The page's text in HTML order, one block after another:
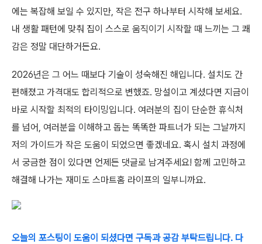
에는 복잡해 보일 수 있지만, 작은 전구 하나부터 시작해 보세요.
내 생활 패턴에 맞춰 집이 스스로 움직이기 시작할 때 느끼는 그 쾌
감은 정말 대단하거든요.
2026년은 그 어느 때보다 기술이 성숙해진 해입니다. 설치도 간
편해졌고 가격대도 합리적으로 변했죠. 망설이고 계셨다면 지금이
바로 시작할 최적의 타이밍입니다. 여러분의 집이 단순한 휴식처
를 넘어, 여러분을 이해하고 돕는 똑똑한 파트너가 되는 그날까지
저의 가이드가 작은 도움이 되었으면 좋겠네요. 혹시 설치 과정에
서 궁금한 점이 있다면 언제든 댓글로 남겨주세요! 함께 고민하고
해결해 나가는 재미도 스마트홈 라이프의 일부니까요.
오늘의 포스팅이 도움이 되셨다면 구독과 공감 부탁드립니다. 다